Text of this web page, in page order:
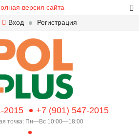
версия сайта
Вход
Регистрация
2015 +7 (901) 547-2015
точка: Пн—Вс 10:00—18:00